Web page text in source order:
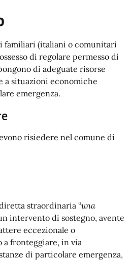
familiari (italiani o comunitari
di regolare permesso di
di adeguate risorse
a situazioni economiche
emergenza.
risiedere nel comune di
straordinaria “una
intervento di sostegno, avente
eccezionale o
fronteggiare, in via
di particolare emergenza,